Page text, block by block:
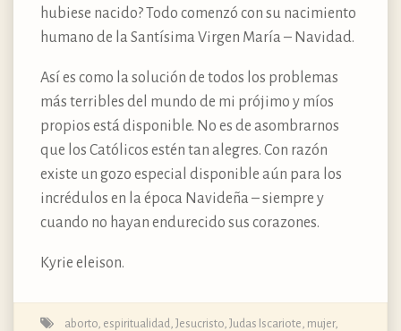
hubiese nacido? Todo comenzó con su nacimiento
humano de la Santísima Virgen María – Navidad.
Así es como la solución de todos los problemas
más terribles del mundo de mi prójimo y míos
propios está disponible. No es de asombrarnos
que los Católicos estén tan alegres. Con razón
existe un gozo especial disponible aún para los
incrédulos en la época Navideña – siempre y
cuando no hayan endurecido sus corazones.
Kyrie eleison.
aborto espiritualidad Jesucristo Judas Iscariote mujer,